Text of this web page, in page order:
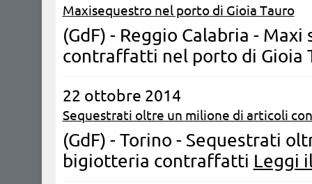
Maxisequestro nel porto di Gioia Tauro
(GdF) - Reggio Calabria -
contraffatti nel porto di Gioia
22 ottobre 2014
Sequestrati oltre un milione di articoli
(GdF) - Torino - Sequestrati
bigiotteria contraffatti Leggi